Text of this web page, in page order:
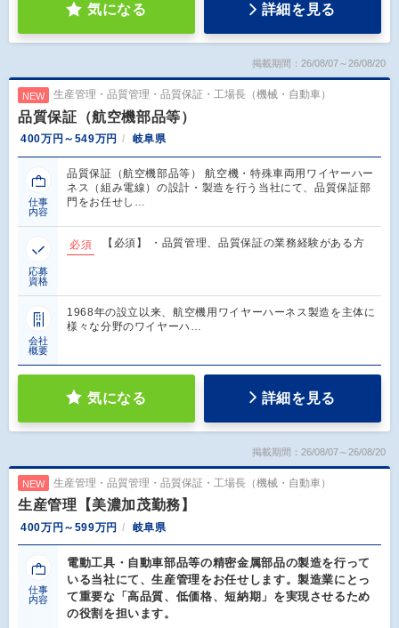
気になる 詳細を見る
掲載期間：26/08/07～26/08/20
NEW 生産管理・品質管理・品質保証・工場長（機械・自動車）
品質保証（航空機部品等）
400万円～549万円 岐阜県
仕事
内容
品質保証（航空機部品等） 航空機・特殊車両用ワイヤーハー
ネス（組み電線）の設計・製造を行う当社にて、品質保証部
門をお任せし…
応募
資格
必須 【必須】 ・品質管理、品質保証の業務経験がある方
会社
概要
1968年の設立以来、航空機用ワイヤーハーネス製造を主体に
様々な分野のワイヤーハ…
気になる 詳細を見る
掲載期間：26/08/07～26/08/20
NEW 生産管理・品質管理・品質保証・工場長（機械・自動車）
生産管理【美濃加茂勤務】
400万円～599万円 岐阜県
仕事
内容
電動工具・自動車部品等の精密金属部品の製造を行って
いる当社にて、生産管理をお任せします。製造業にとっ
て重要な「高品質、低価格、短納期」を実現させるため
の役割を担います。